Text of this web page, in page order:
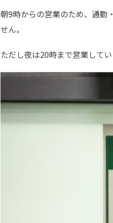
朝9時からの営業のため、通勤
せん。
ただし夜は20時まで営業して